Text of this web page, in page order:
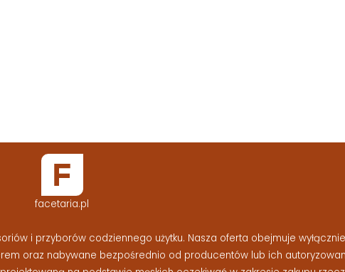
facetaria.pl
i przyborów codziennego użytku. Nasza oferta obejmuje
oraz nabywane bezpośrednio od producentów lub ich